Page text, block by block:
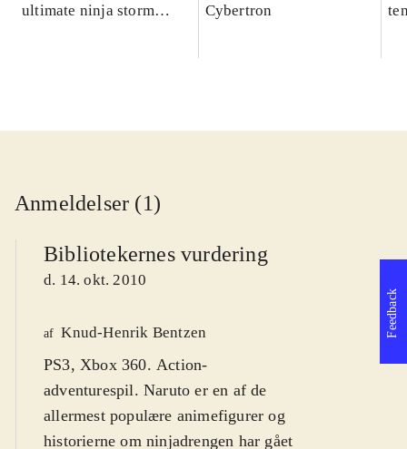
ultimate ninja storm
Cybertron
Anmeldelser (1)
Bibliotekernes vurdering
d. 14. okt. 2010
af Knud-Henrik Bentzen
PS3, Xbox 360. Action-
adventurespil. Naruto er en af de
allermest populære animefigurer og
historierne om ninjadrengen har gået
Feedback